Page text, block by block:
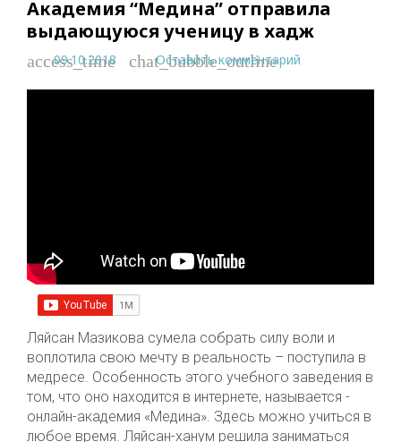
Академия “Медина” отправила
выдающуюся ученицу в хадж
access_time
09.10.2018 chat_bubble_outline
Оставить комментарий
Ляйсан Мазикова сумела собрать силу воли и
воплотила свою мечту в реальность – поступила в
медресе. Особенность этого учебного заведения в
том, что оно находится в интернете, называется -
онлайн-академия «Медина». Здесь можно учиться в
любое время. Ляйсан-ханум решила заниматься